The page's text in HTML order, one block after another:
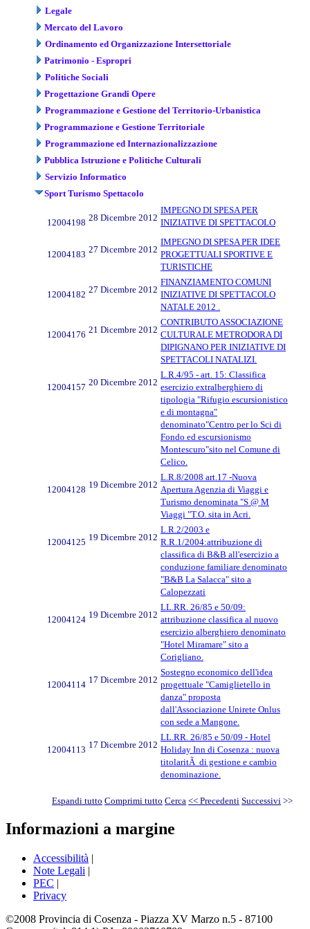
Legale
Mercato del Lavoro
Ordinamento ed Organizzazione Intersettoriale
Patrimonio - Espropri
Politiche Sociali
Progettazione Grandi Opere
Programmazione e Gestione del Territorio-Urbanistica
Programmazione e Gestione Territoriale
Programmazione ed Internazionalizzazione
Pubblica Istruzione e Politiche Culturali
Servizio Informatico
Sport Turismo Spettacolo
12004198 28 Dicembre 2012
IMPEGNO DI SPESA PER
INIZIATIVE DI SPETTACOLO
12004183 27 Dicembre 2012
IMPEGNO DI SPESA PER IDEE
PROGETTUALI SPORTIVE E
TURISTICHE
12004182 27 Dicembre 2012
FINANZIAMENTO COMUNI
INIZIATIVE DI SPETTACOLO
NATALE 2012 .
12004176 21 Dicembre 2012
CONTRIBUTO ASSOCIAZIONE
CULTURALE METRODORA DI
DIPIGNANO PER INIZIATIVE DI
SPETTACOLI NATALIZI.
12004157 20 Dicembre 2012
L.R.4/95 - art. 15: Classifica
esercizio extralberghiero di
tipologia "Rifugio escursionistico
e di montagna"
denominato"Centro per lo Sci di
Fondo ed escursionismo
Montescuro"sito nel Comune di
Celico.
12004128 19 Dicembre 2012
L.R.8/2008 art.17 -Nuova
Apertura Agenzia di Viaggi e
Turismo denominata "S @ M
Viaggi "T.O. sita in Acri.
12004125 19 Dicembre 2012
L.R.2/2003 e
R.R.1/2004:attribuzione di
classifica di B&B all'esercizio a
conduzione familiare denominato
"B&B La Salacca" sito a
Calopezzati
12004124 19 Dicembre 2012
LL.RR. 26/85 e 50/09:
attribuzione classifica al nuovo
esercizio alberghiero denominato
"Hotel Miramare" sito a
Corigliano.
12004114 17 Dicembre 2012
Sostegno economico dell'idea
progettuale "Camiglietello in
danza" proposta
dall'Associazione Unirete Onlus
con sede a Mangone.
12004113 17 Dicembre 2012
LL.RR. 26/85 e 50/09 - Hotel
Holiday Inn di Cosenza : nuova
titolaritÃ di gestione e cambio
denominazione.
Espandi tutto Comprimi tutto Cerca << Precedenti Successivi >>
Informazioni a margine
Accessibilità |
Note Legali |
PEC |
Privacy
©2008 Provincia di Cosenza - Piazza XV Marzo n.5 - 87100